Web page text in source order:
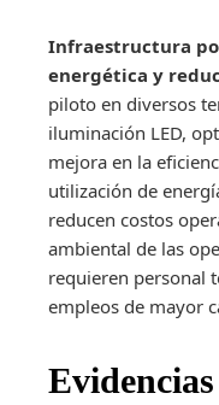
Infraestructura
energética y
piloto en diversos
iluminación LED,
mejora en la
utilización de
reducen costos
ambiental de las
requieren personal
empleos de mayor